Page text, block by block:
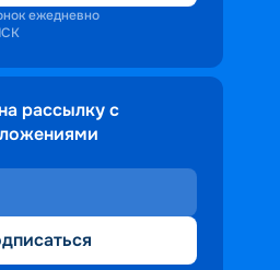
ежедневно
рассылку с